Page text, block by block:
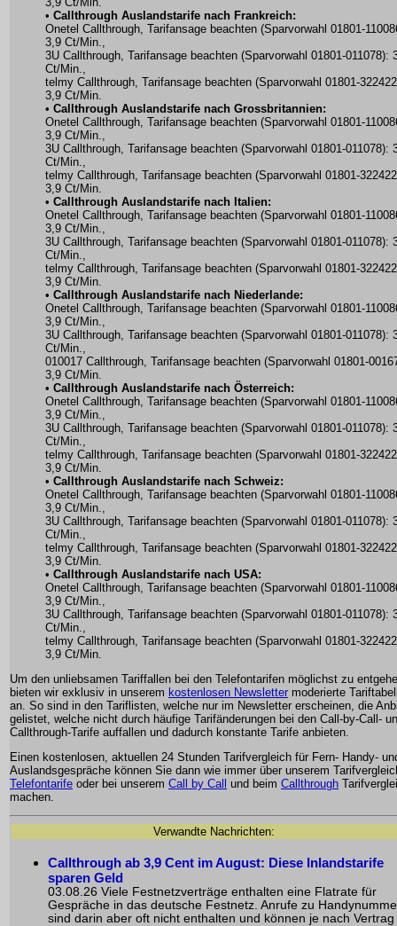
• Callthrough Auslandstarife nach Frankreich:
Onetel Callthrough, Tarifansage beachten (Sparvorwahl 01801-
3,9 Ct/Min.,
3U Callthrough, Tarifansage beachten (Sparvorwahl 01801-011078):
Ct/Min.,
telmy Callthrough, Tarifansage beachten (Sparvorwahl 01801-
3,9 Ct/Min.
• Callthrough Auslandstarife nach Grossbritannien:
Onetel Callthrough, Tarifansage beachten (Sparvorwahl 01801-
3,9 Ct/Min.,
3U Callthrough, Tarifansage beachten (Sparvorwahl 01801-011078):
Ct/Min.,
telmy Callthrough, Tarifansage beachten (Sparvorwahl 01801-
3,9 Ct/Min.
• Callthrough Auslandstarife nach Italien:
Onetel Callthrough, Tarifansage beachten (Sparvorwahl 01801-
3,9 Ct/Min.,
3U Callthrough, Tarifansage beachten (Sparvorwahl 01801-011078):
Ct/Min.,
telmy Callthrough, Tarifansage beachten (Sparvorwahl 01801-
3,9 Ct/Min.
• Callthrough Auslandstarife nach Niederlande:
Onetel Callthrough, Tarifansage beachten (Sparvorwahl 01801-
3,9 Ct/Min.,
3U Callthrough, Tarifansage beachten (Sparvorwahl 01801-011078):
Ct/Min.,
010017 Callthrough, Tarifansage beachten (Sparvorwahl 01801-
3,9 Ct/Min.
• Callthrough Auslandstarife nach Österreich:
Onetel Callthrough, Tarifansage beachten (Sparvorwahl 01801-
3,9 Ct/Min.,
3U Callthrough, Tarifansage beachten (Sparvorwahl 01801-011078):
Ct/Min.,
telmy Callthrough, Tarifansage beachten (Sparvorwahl 01801-
3,9 Ct/Min.
• Callthrough Auslandstarife nach Schweiz:
Onetel Callthrough, Tarifansage beachten (Sparvorwahl 01801-
3,9 Ct/Min.,
3U Callthrough, Tarifansage beachten (Sparvorwahl 01801-011078):
Ct/Min.,
telmy Callthrough, Tarifansage beachten (Sparvorwahl 01801-
3,9 Ct/Min.
• Callthrough Auslandstarife nach USA:
Onetel Callthrough, Tarifansage beachten (Sparvorwahl 01801-
3,9 Ct/Min.,
3U Callthrough, Tarifansage beachten (Sparvorwahl 01801-011078):
Ct/Min.,
telmy Callthrough, Tarifansage beachten (Sparvorwahl 01801-
3,9 Ct/Min.
Um den unliebsamen Tariffallen bei den Telefontarifen möglichst zu
bieten wir exklusiv in unserem kostenlosen Newsletter moderierte
an. So sind in den Tariflisten, welche nur im Newsletter erscheinen, die
gelistet, welche nicht durch häufige Tarifänderungen bei den Call-by-Call-
Callthrough-Tarife auffallen und dadurch konstante Tarife anbieten.
Einen kostenlosen, aktuellen 24 Stunden Tarifvergleich für Fern- Handy-
Auslandsgespräche können Sie dann wie immer über unserem
Telefontarife oder bei unserem Call by Call und beim Callthrough
machen.
Verwandte Nachrichten:
Callthrough ab 3,9 Cent im August: Diese Inlandstarife
sparen Geld
03.08.26 Viele Festnetzverträge enthalten eine Flatrate für
Gespräche in das deutsche Festnetz. Anrufe zu
sind darin aber oft nicht enthalten und können je nach Vertrag